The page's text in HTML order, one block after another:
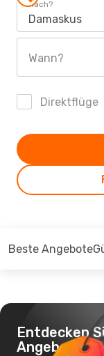
Nach?
Damaskus
Wann?
Direktflüge
Beste Angebote
Entdecken
Angebote